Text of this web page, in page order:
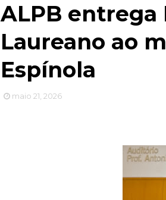
ALPB entrega
Laureano ao
Espínola
maio 21, 2026